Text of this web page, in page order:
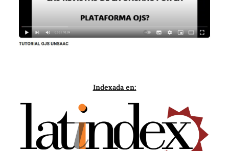
Indexada en: